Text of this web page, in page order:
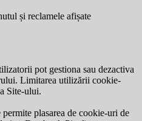
și reclamele afișate
pot gestiona sau dezactiva
Limitarea utilizării cookie-
Site-ului.
permite plasarea de cookie-uri de